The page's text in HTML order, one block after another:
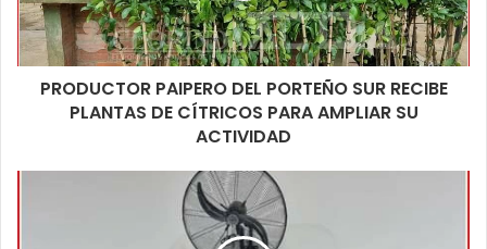
PRODUCTOR PAIPERO DEL PORTEÑO SUR RECIBE
PLANTAS DE CÍTRICOS PARA AMPLIAR SU
ACTIVIDAD